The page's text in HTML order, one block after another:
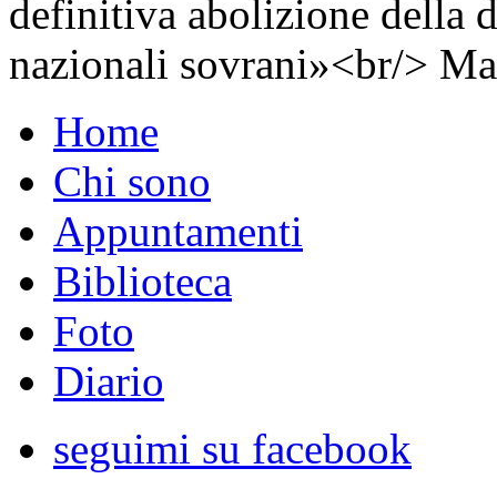
definitiva abolizione della
nazionali sovrani»<br/>
Home
Chi sono
Appuntamenti
Biblioteca
Foto
Diario
seguimi su facebook